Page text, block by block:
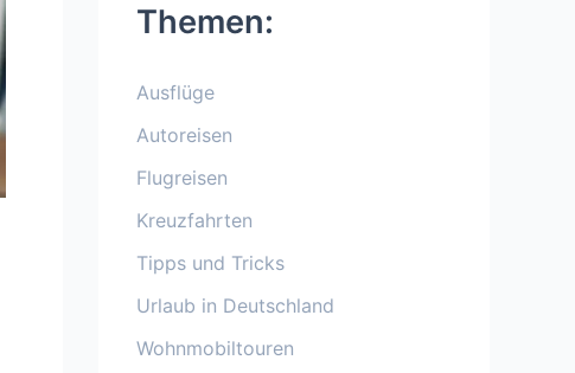
Themen:
Ausflüge
Autoreisen
Flugreisen
Kreuzfahrten
Tipps und Tricks
Urlaub in Deutschland
Wohnmobiltouren